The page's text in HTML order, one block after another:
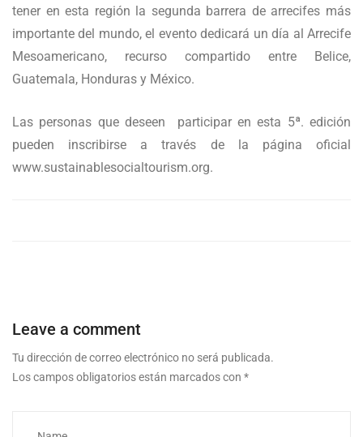
tener en esta región la segunda barrera de arrecifes más
importante del mundo, el evento dedicará un día al Arrecife
Mesoamericano, recurso compartido entre Belice,
Guatemala, Honduras y México.
Las personas que deseen participar en esta 5ª. edición
pueden inscribirse a través de la página oficial
www.sustainablesocialtourism.org.
Leave a comment
Tu dirección de correo electrónico no será publicada.
Los campos obligatorios están marcados con *